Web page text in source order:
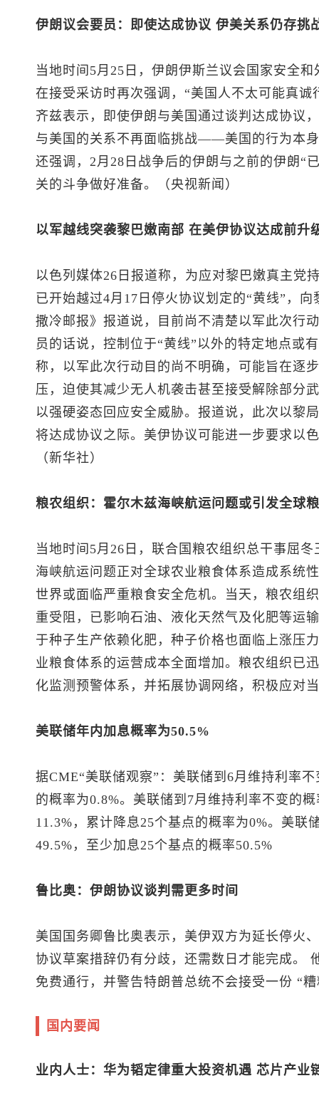
伊朗议会要员：即使达成协议 伊美关系仍存挑
当地时间5月25日，伊朗伊斯兰议会国家安全
在接受采访时再次强调，“美国人不太可能真
齐兹表示，即使伊朗与美国通过谈判达成协议
与美国的关系不再面临挑战——美国的行为本
还强调，2月28日战争后的伊朗与之前的伊朗“
关的斗争做好准备。（央视新闻）
以军越线突袭黎巴嫩南部 在美伊协议达成前升
以色列媒体26日报道称，为应对黎巴嫩真主党
已开始越过4月17日停火协议划定的“黄线”，
撒冷邮报》报道说，目前尚不清楚以军此次行
员的话说，控制位于“黄线”以外的特定地点或
称，以军此次行动目的尚不明确，可能旨在逐
压，迫使其减少无人机袭击甚至接受解除部分
以强硬姿态回应安全威胁。报道说，此次以黎
将达成协议之际。美伊协议可能进一步要求以
（新华社）
粮农组织：霍尔木兹海峡航运问题或引发全球
当地时间5月26日，联合国粮农组织总干事屈
海峡航运问题正对全球农业粮食体系造成系统
世界或面临严重粮食安全危机。当天，粮农组
重受阻，已影响石油、液化天然气及化肥等运
于种子生产依赖化肥，种子价格也面临上涨压
业粮食体系的运营成本全面增加。粮农组织已
化监测预警体系，并拓展协调网络，积极应对
美联储年内加息概率为50.5%
据CME“美联储观察”：美联储到6月维持利率
的概率为0.8%。美联储到7月维持利率不变的
11.3%，累计降息25个基点的概率为0%。美联
49.5%，至少加息25个基点的概率50.5%
鲁比奥：伊朗协议谈判需更多时间
美国国务卿鲁比奥表示，美伊双方为延长停火
协议草案措辞仍有分歧，还需数日才能完成。
免费通行，并警告特朗普总统不会接受一份 “
国内要闻
业内人士：华为韬定律重大投资机遇 芯片产业